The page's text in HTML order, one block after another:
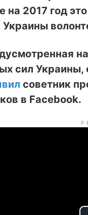
на 2017 год
Украины
сил Украины,
советник
в Facebook.